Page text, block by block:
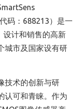
码： 688213）是一
设计和销售的高新
城市及国家设有研
技术的创新与研
认可和青睐。作为